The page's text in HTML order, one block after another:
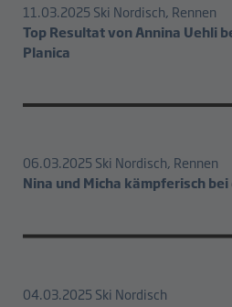
11.03.2025 Ski Nordisch, Rennen
Top Resultat von Annina Uehli
Planica
06.03.2025 Ski Nordisch, Rennen
Nina und Micha kämpferisch
04.03.2025 Ski Nordisch